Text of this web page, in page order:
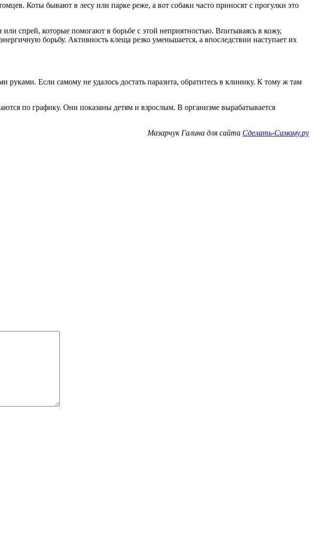
Коты бывают в лесу или парке реже, а вот собаки часто приносят с прогулки это
спрей, которые помогают в борьбе с этой неприятностью. Впитываясь в кожу,
борьбу. Активность клеща резко уменьшается, а впоследствии наступает их
руками. Если самому не удалось достать паразита, обратитесь в клинику. К тому ж там
по графику. Они показаны детям и взрослым. В организме вырабатывается
Мазарчук Галина для сайта Сделать-Самому.ру